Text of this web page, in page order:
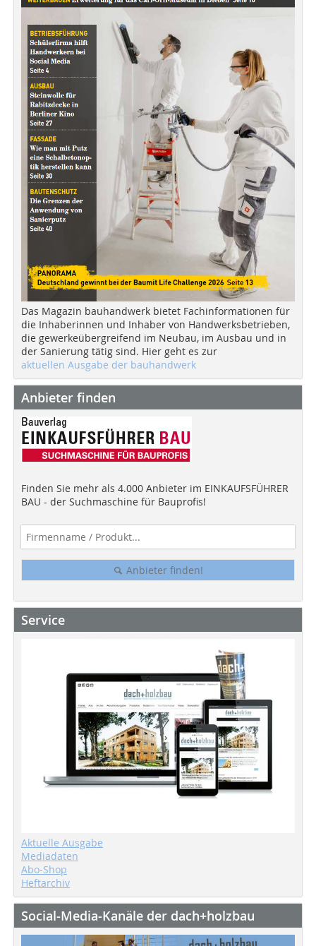
Das Magazin bauhandwerk bietet Fachinformationen für
die Inhaberinnen und Inhaber von Handwerksbetrieben,
die gewerkeübergreifend im Neubau, im Ausbau und in
der Sanierung tätig sind. Hier geht es zur
aktuellen Ausgabe der bauhandwerk
Anbieter finden
Finden Sie mehr als 4.000 Anbieter im EINKAUFSFÜHRER
BAU - der Suchmaschine für Bauprofis!
Anbieter finden!
Service
Aktuelle Ausgabe
Mediadaten
Abo-Shop
Heftarchiv
Social-Media-Kanäle der dach+holzbau